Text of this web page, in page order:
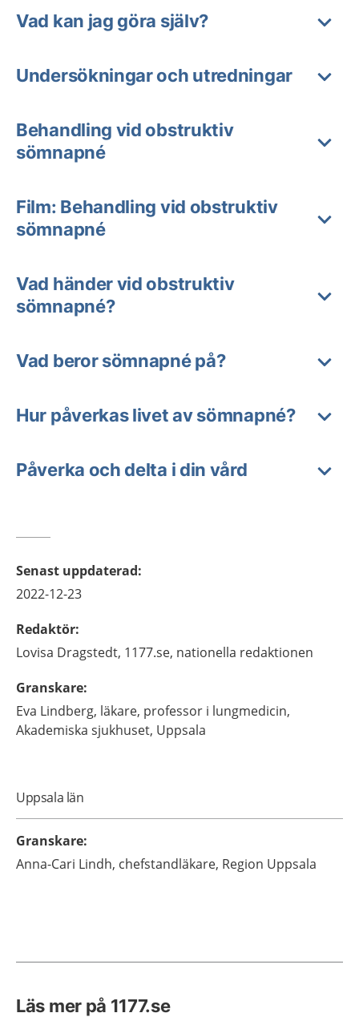
Vad kan jag göra själv?
Undersökningar och utredningar
Behandling vid obstruktiv
sömnapné
Film: Behandling vid obstruktiv
sömnapné
Vad händer vid obstruktiv
sömnapné?
Vad beror sömnapné på?
Hur påverkas livet av sömnapné?
Påverka och delta i din vård
Senast uppdaterad:
2022-12-23
Redaktör:
Lovisa Dragstedt, 1177.se, nationella redaktionen
Granskare:
Eva Lindberg, läkare, professor i lungmedicin,
Akademiska sjukhuset, Uppsala
Uppsala län
Granskare:
Anna-Cari Lindh, chefstandläkare, Region Uppsala
Läs mer på 1177.se